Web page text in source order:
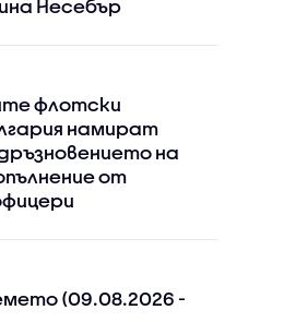
Несебър
флотски
намират
на
от
(09.08.2026 -